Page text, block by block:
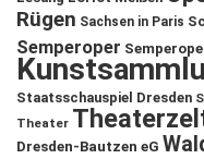
Rügen Sachsen in Paris
Semperoper
Staatsschauspiel Dresden
Theater
Dresden-Bautzen eG